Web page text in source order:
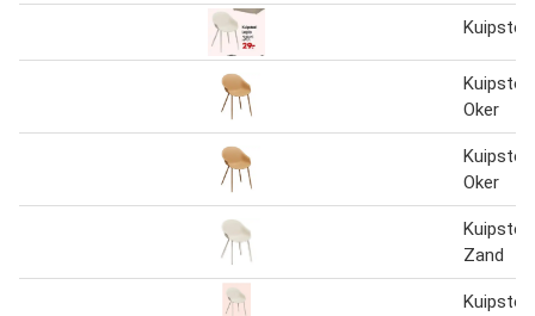
Oker
Oker
Zand